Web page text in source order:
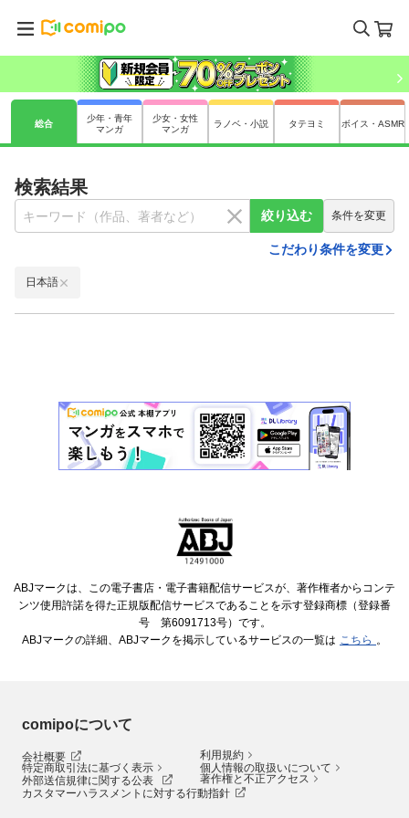
総合
少年・青年
マンガ
少女・女性
マンガ
ラノベ・小説 タテヨミ ボイス・ASMR
検索結果
絞り込む 条件を変更
こだわり条件を変更
日本語
ABJマークは、この電子書店・電子書籍配信サービスが、著作権者からコンテ
ンツ使用許諾を得た正規版配信サービスであることを示す登録商標（登録番
号 第6091713号）です。
ABJマークの詳細、ABJマークを掲示しているサービスの一覧は こちら 。
comipoについて
会社概要
利用規約
特定商取引法に基づく表示
個人情報の取扱いについて
外部送信規律に関する公表
著作権と不正アクセス
カスタマーハラスメントに対する行動指針